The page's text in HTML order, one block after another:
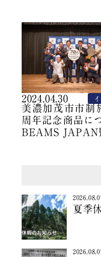
2024.04.30
美濃加茂市市制
周年記念商品に
BEAMS JAPAN
夏季